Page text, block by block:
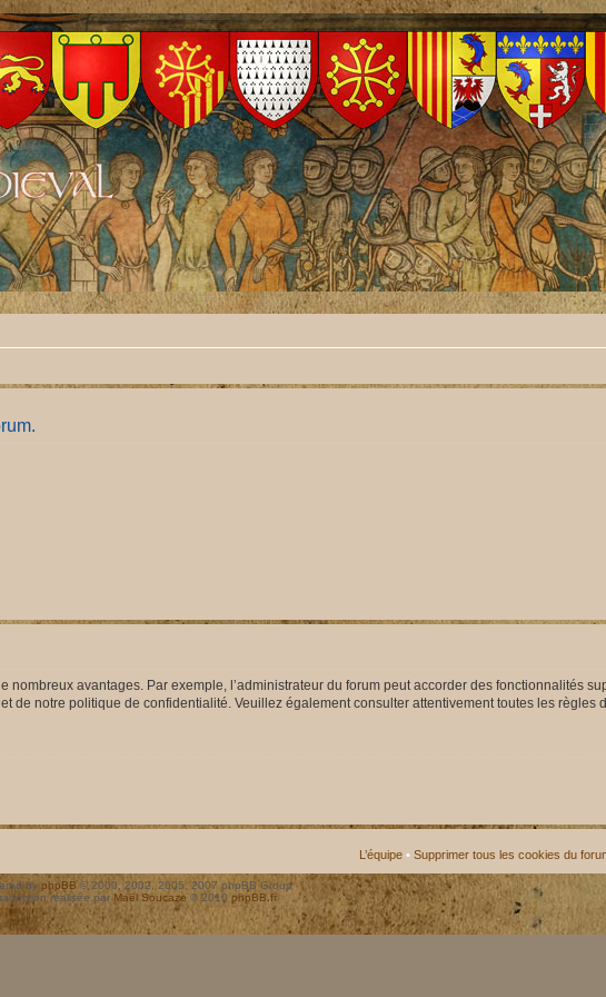
avantages. Par exemple, l’administrateur du forum peut accorder des fonctionnalités
de notre politique de confidentialité. Veuillez également consulter attentivement toutes les règles
L’équipe • Supprimer tous les cookies du
by phpBB© 2000, 2002, 2005, 2007 phpBB Group
réalisée par Maël Soucaze © 2010 phpBB.fr